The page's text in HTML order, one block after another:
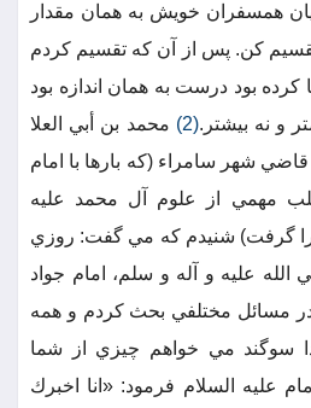
همسفران خويش به همان مقدار
تقسيم كن. پس از آن كه تقسيم كردم
كرده بود درست به همان اندازه بود
و نه بيشتر.(2)
محمد بن أبي العلا
شهر سامراء (كه بارها با امام
مهمي از علوم آل محمد عليه
فرا گرفت) شنيدم كه مي گفت: روزي
عليه و آله و سلم، امام جواد
در مسائل مختلفي بحث كردم و همه
سوگند مي خواهم چيزي از شما
عليه السلام فرمود: «انا اخبرك